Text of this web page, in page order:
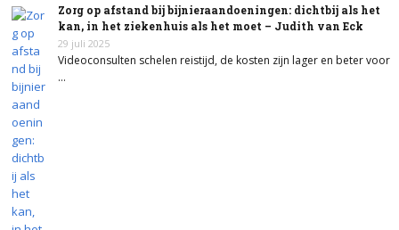
Zorg op afstand bij bijnieraandoeningen: dichtbij als het
kan, in het ziekenhuis als het moet – Judith van Eck
29 juli 2025
Videoconsulten schelen reistijd, de kosten zijn lager en beter voor
…